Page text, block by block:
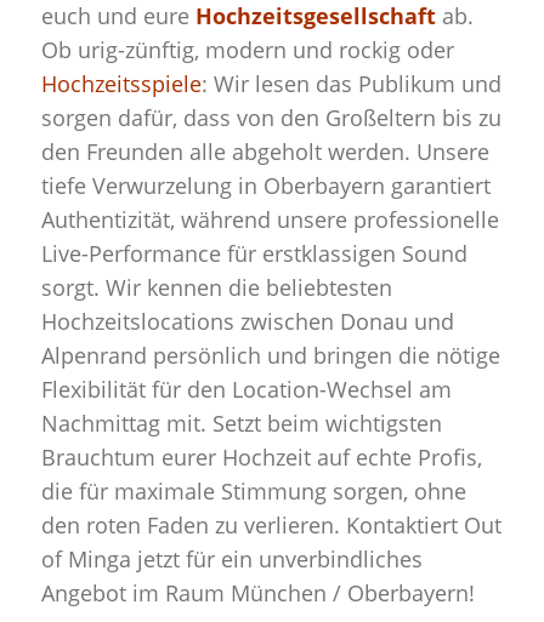
euch und eure Hochzeitsgesellschaftab.
Ob urig-zünftig, modern und rockig oder
Hochzeitsspiele: Wir lesen das Publikum und
sorgen dafür, dass von den Großeltern bis zu
den Freunden alle abgeholt werden. Unsere
tiefe Verwurzelung in Oberbayern garantiert
Authentizität, während unsere professionelle
Live-Performance für erstklassigen Sound
sorgt. Wir kennen die beliebtesten
Hochzeitslocations zwischen Donau und
Alpenrand persönlich und bringen die nötige
Flexibilität für den Location-Wechsel am
Nachmittag mit. Setzt beim wichtigsten
Brauchtum eurer Hochzeit auf echte Profis,
die für maximale Stimmung sorgen, ohne
den roten Faden zu verlieren. Kontaktiert Out
of Minga jetzt für ein unverbindliches
Angebot im Raum München / Oberbayern!